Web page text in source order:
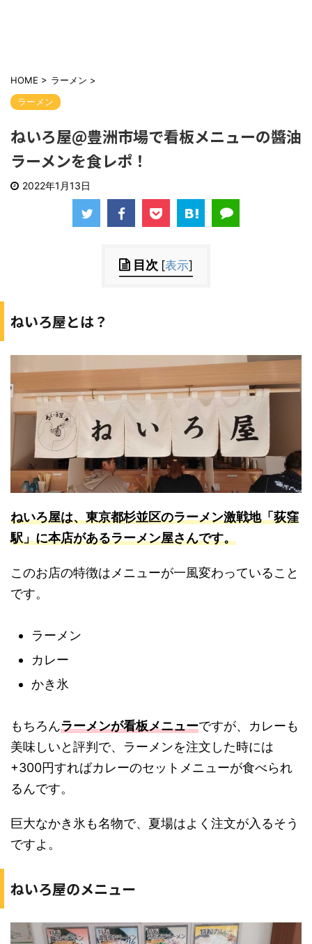
HOME > ラーメン >
ラーメン
ねいろ屋@豊洲市場で看板メニューの醬油
ラーメンを食レポ！
2022年1月13日
目次 [表示]
ねいろ屋とは？
ねいろ屋は、東京都杉並区のラーメン激戦地「荻窪
駅」に本店があるラーメン屋さんです。
このお店の特徴はメニューが一風変わっていること
です。
ラーメン
カレー
かき氷
もちろんラーメンが看板メニューですが、カレーも
美味しいと評判で、ラーメンを注文した時には
+300円すればカレーのセットメニューが食べられ
るんです。
巨大なかき氷も名物で、夏場はよく注文が入るそう
ですよ。
ねいろ屋のメニュー